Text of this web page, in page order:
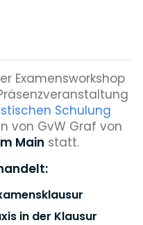
Examensworkshop
Schulung
von GvW Graf von
Main statt.
in der Klausur